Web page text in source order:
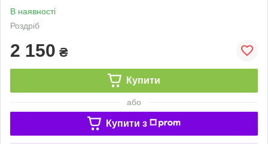
В наявності
Роздріб
2 150 ₴
Купити
або
Купити з